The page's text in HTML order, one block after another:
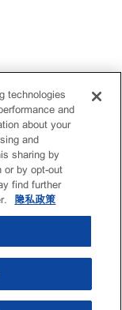
technologies
and
about your
and
sharing by
by opt-out
find further
隐私政策